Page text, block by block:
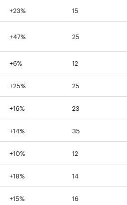
+23% 15
+47% 25
+6% 12
+25% 25
+16% 23
+14% 35
+10% 12
+18% 14
+15% 16